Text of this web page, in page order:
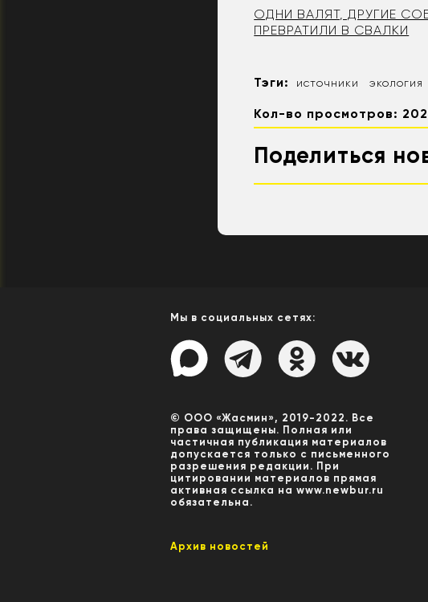
ОДНИ ВАЛЯТ, ДРУГИЕ
ПРЕВРАТИЛИ В СВАЛКИ
Тэги: источники экология
Кол-во просмотров:
Поделиться
Мы в социальных сетях:
© ООО «Жасмин», 2019-2022. Все
права защищены. Полная или
частичная публикация материалов
допускается только с письменного
разрешения редакции. При
цитировании материалов прямая
активная ссылка на www.newbur.ru
обязательна.
Архив новостей